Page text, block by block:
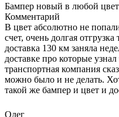
Бампер новый в любой
Комментарий
В цвет абсолютно не
счет, очень долгая
доставка 130 км заняла
доставке про которые
транспортная компания
можно было и не делать.
такой же бампер и цвет и
Олег